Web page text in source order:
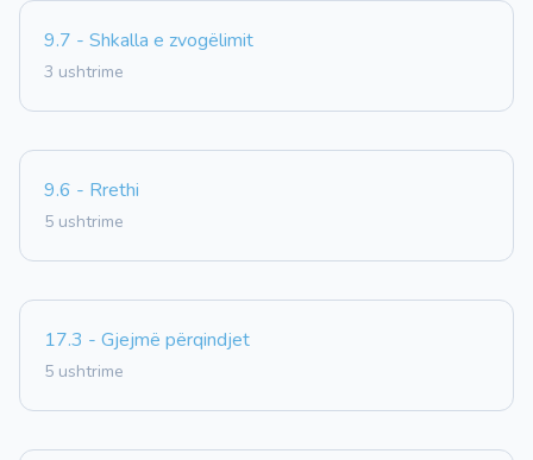
9.7 - Shkalla e zvogëlimit
3 ushtrime
9.6 - Rrethi
5 ushtrime
17.3 - Gjejmë përqindjet
5 ushtrime